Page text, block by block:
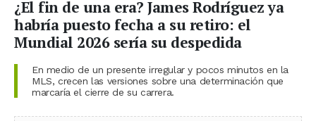
¿El fin de una era? James Rodríguez ya
habría puesto fecha a su retiro: el
Mundial 2026 sería su despedida
En medio de un presente irregular y pocos minutos en la
MLS, crecen las versiones sobre una determinación que
marcaría el cierre de su carrera.